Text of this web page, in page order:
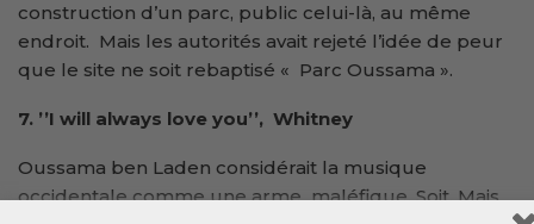
construction d’un parc, public celui-là, au même
endroit. Mais les autorités avait rejeté l’idée de peur
que le site ne soit rebaptisé « Parc Oussama ».
7. ’’I will always love you’’, Whitney
Oussama ben Laden considérait la musique
occidentale comme une arme maléfique. Soit. Mais